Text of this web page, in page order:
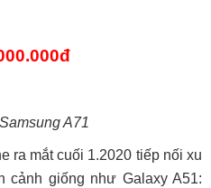
A71
ra mắt cuối 1.2020 tiếp nối xu
cảnh giống như Galaxy A51: